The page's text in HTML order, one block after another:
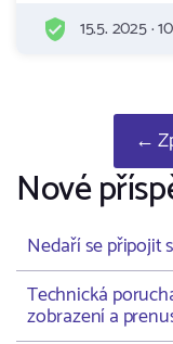
15.5. 2025 ·
←
Nové
Nedaří se připojit
Technická
zobrazení a